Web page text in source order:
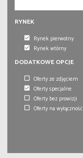
RYNEK
Rynek pierwotny
Rynek wtórny
DODATKOWE OPCJE
Oferty ze zdjęciem
Oferty specjalne
Oferty bez prowizji
Oferty na wyłączność